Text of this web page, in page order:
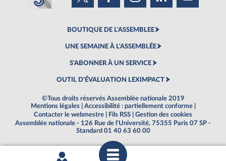
BOUTIQUE DE L'ASSEMBLEE
UNE SEMAINE À L'ASSEMBLÉE
S'ABONNER À UN SERVICE
OUTIL D'ÉVALUATION LEXIMPACT
©Tous droits réservés Assemblée nationale 2019
Mentions légales
Accessibilité : partiellement conforme
Contacter le webmestre
Fils RSS
Gestion des cookies
Assemblée nationale - 126 Rue de l'Université, 75355 Paris 07 SP -
Standard 01 40 63 60 00